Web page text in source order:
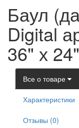
Баул
Digital
36" х 24"
Все о товаре
Характеристики
Отзывы (0)